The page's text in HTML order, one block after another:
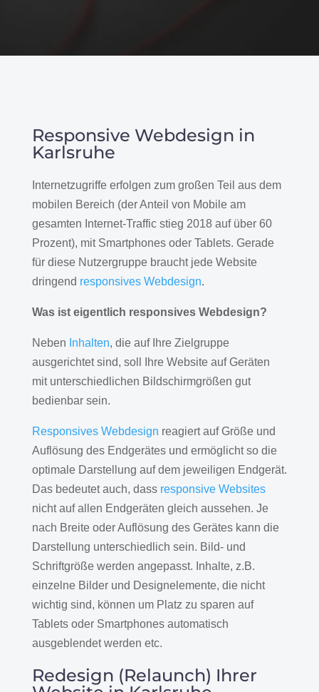
Responsive Webdesign in
Karlsruhe
Internetzugriffe erfolgen zum großen Teil aus dem
mobilen Bereich (der Anteil von Mobile am
gesamten Internet-Traffic stieg 2018 auf über 60
Prozent), mit Smartphones oder Tablets. Gerade
für diese Nutzergruppe braucht jede Website
dringend responsives Webdesign.
Was ist eigentlich responsives Webdesign?
Neben Inhalten, die auf Ihre Zielgruppe
ausgerichtet sind, soll Ihre Website auf Geräten
mit unterschiedlichen Bildschirmgrößen gut
bedienbar sein.
Responsives Webdesign reagiert auf Größe und
Auflösung des Endgerätes und ermöglicht so die
optimale Darstellung auf dem jeweiligen Endgerät.
Das bedeutet auch, dass responsive Websites
nicht auf allen Endgeräten gleich aussehen. Je
nach Breite oder Auflösung des Gerätes kann die
Darstellung unterschiedlich sein. Bild- und
Schriftgröße werden angepasst. Inhalte, z.B.
einzelne Bilder und Designelemente, die nicht
wichtig sind, können um Platz zu sparen auf
Tablets oder Smartphones automatisch
ausgeblendet werden etc.
Redesign (Relaunch) Ihrer